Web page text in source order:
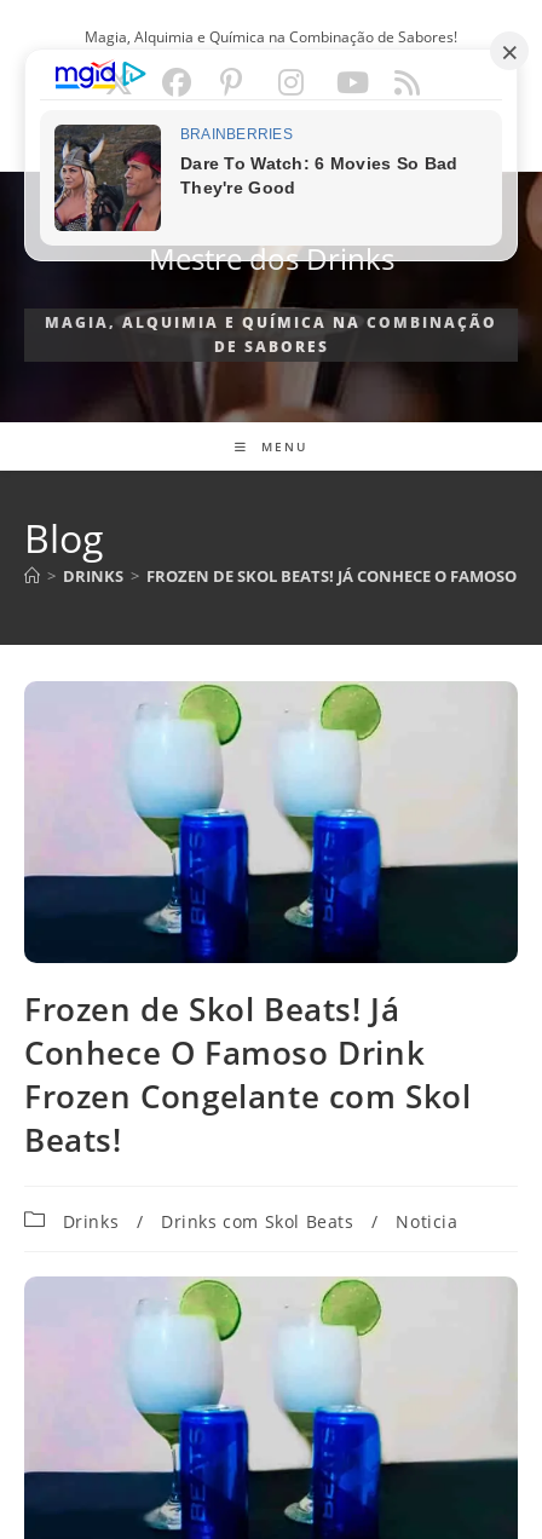
Magia, Alquimia e Química na Combinação de Sabores!
PORTUGUÊS
Mestre dos Drinks
MAGIA, ALQUIMIA E QUÍMICA NA COMBINAÇÃO
DE SABORES
MENU
Blog
> DRINKS > FROZEN DE SKOL BEATS! JÁ CONHECE O FAMOSO
Frozen de Skol Beats! Já
Conhece O Famoso Drink
Frozen Congelante com Skol
Beats!
Categoria
Drinks / Drinks com Skol Beats / Noticia